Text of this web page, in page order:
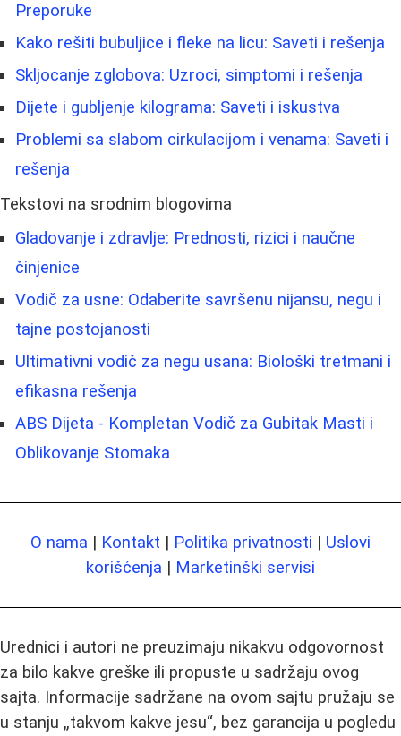
Preporuke
Kako rešiti bubuljice i fleke na licu: Saveti i rešenja
Skljocanje zglobova: Uzroci, simptomi i rešenja
Dijete i gubljenje kilograma: Saveti i iskustva
Problemi sa slabom cirkulacijom i venama: Saveti i
rešenja
Tekstovi na srodnim blogovima
Gladovanje i zdravlje: Prednosti, rizici i naučne
činjenice
Vodič za usne: Odaberite savršenu nijansu, negu i
tajne postojanosti
Ultimativni vodič za negu usana: Biološki tretmani i
efikasna rešenja
ABS Dijeta - Kompletan Vodič za Gubitak Masti i
Oblikovanje Stomaka
O nama | Kontakt | Politika privatnosti | Uslovi
korišćenja | Marketinški servisi
Urednici i autori ne preuzimaju nikakvu odgovornost
za bilo kakve greške ili propuste u sadržaju ovog
sajta. Informacije sadržane na ovom sajtu pružaju se
u stanju „takvom kakve jesu“, bez garancija u pogledu